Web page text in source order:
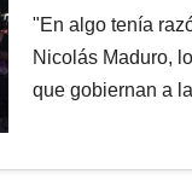
"En algo tenía
Nicolás Maduro,
que gobiernan a